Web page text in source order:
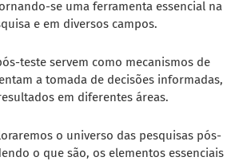
se uma ferramenta essencial na
e em diversos campos.
teste servem como mecanismos de
a tomada de decisões informadas,
em diferentes áreas.
o universo das pesquisas pós-
o que são, os elementos essenciais